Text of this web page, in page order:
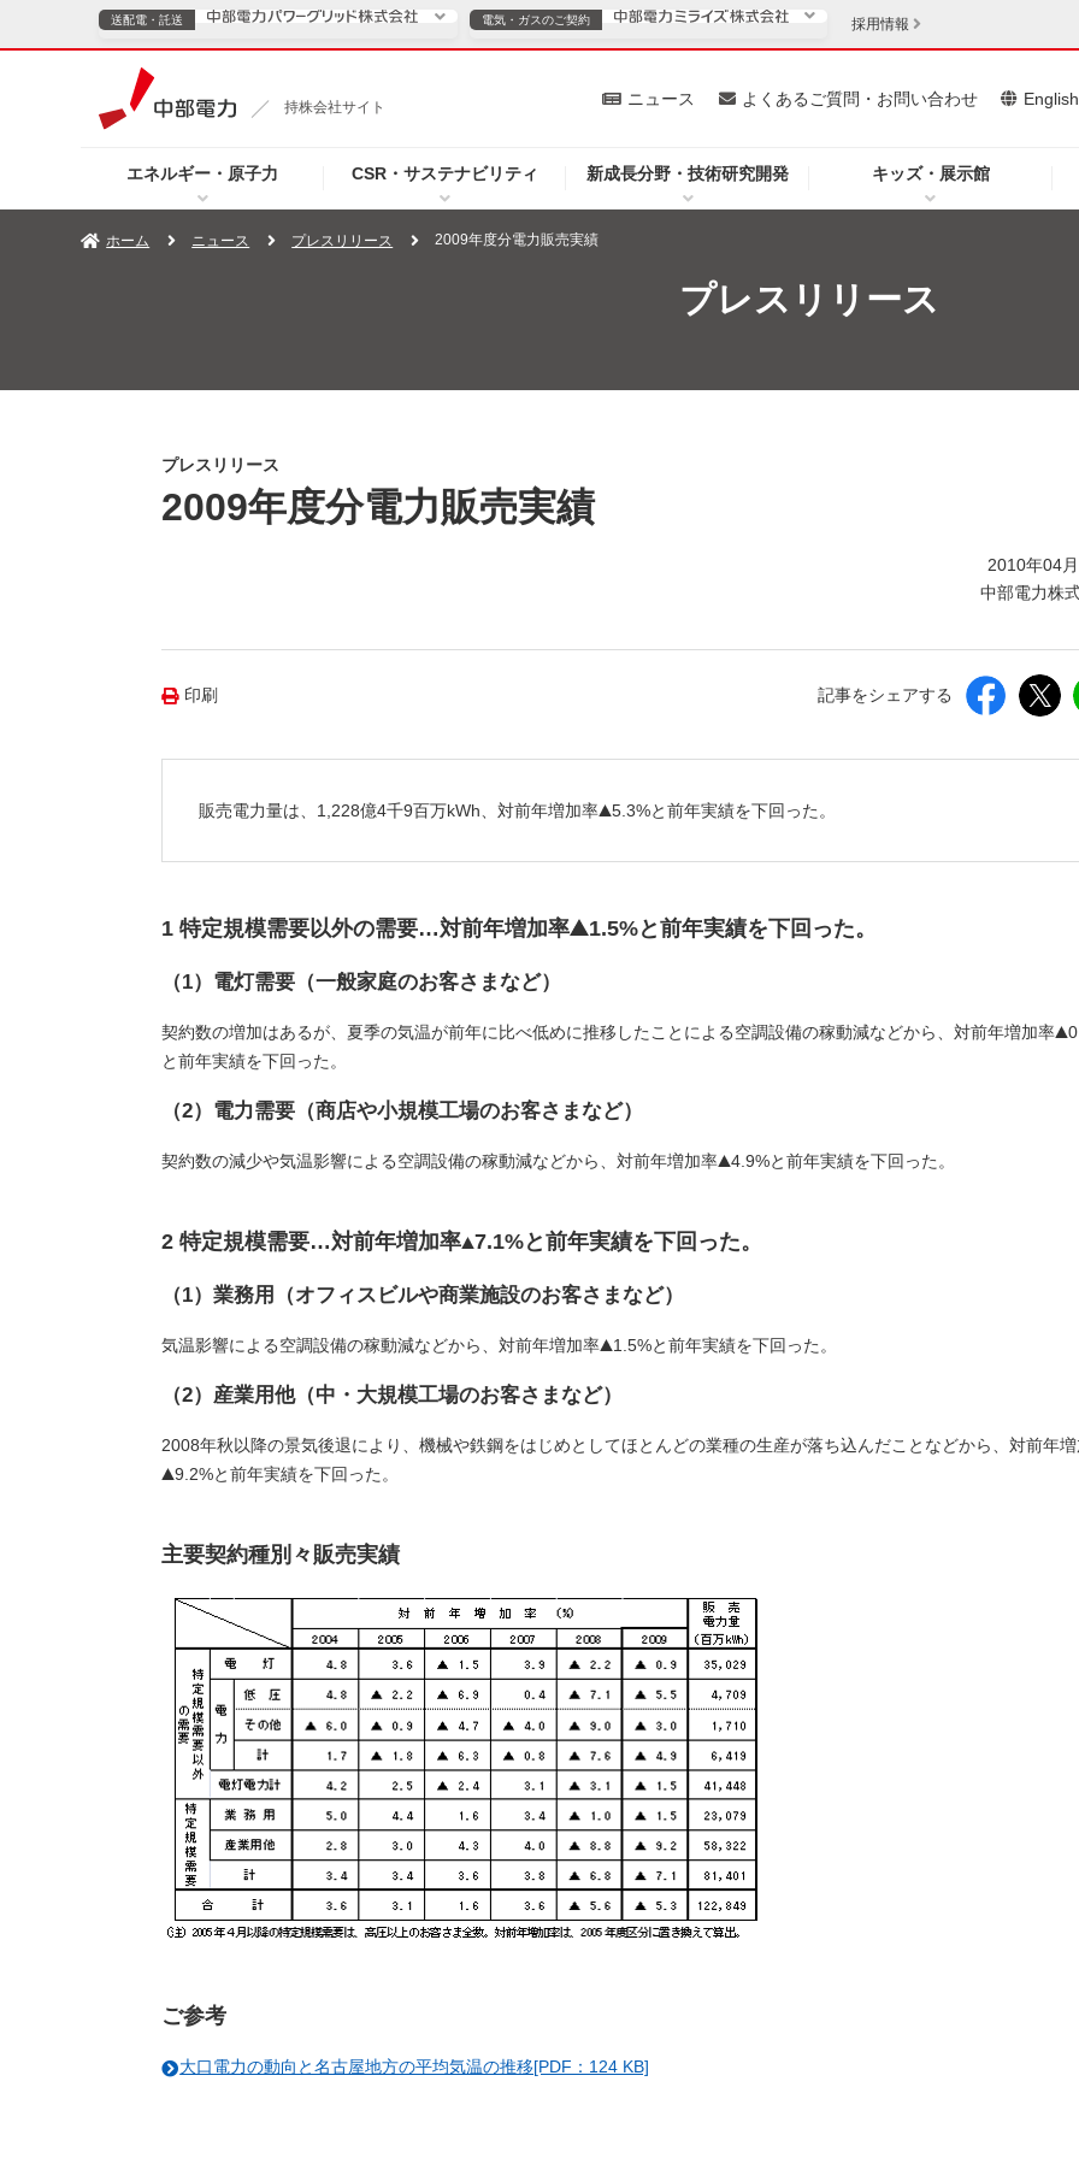
持株会社サイト
エネルギー・原子力 CSR・サステナビリティ 新成長分野・技術研究開発 キッズ・展示館
ニュース よくあるご質問・お問い合わせ English
送配電・託送
TOPページへ ご案内 安定供給
企業情報
電気・ガスのご契約
電気・ガスのご契約
TOPページへ 個人のお客さま 法人のお客さま
採用情報
ホーム ニュース プレスリリース 2009年度分電力販売実績
プレスリリース
プレスリリース
2009年度分電力販売実績
2010年04
中部電力株
印刷 記事をシェアする
販売電力量は、1,228億4千9百万kWh、対前年増加率 5.3%と前年実績を下回った。
1 特定規模需要以外の需要…対前年増加率 1.5%と前年実績を下回った。
（1）電灯需要（一般家庭のお客さまなど）
契約数の増加はあるが、夏季の気温が前年に比べ低めに推移したことによる空調設備の稼動減などから、対前年増加率
と前年実績を下回った。
（2）電力需要（商店や小規模工場のお客さまなど）
契約数の減少や気温影響による空調設備の稼動減などから、対前年増加率 4.9%と前年実績を下回った。
2 特定規模需要…対前年増加率 7.1%と前年実績を下回った。
（1）業務用（オフィスビルや商業施設のお客さまなど）
気温影響による空調設備の稼動減などから、対前年増加率 1.5%と前年実績を下回った。
（2）産業用他（中・大規模工場のお客さまなど）
2008年秋以降の景気後退により、機械や鉄鋼をはじめとしてほとんどの業種の生産が落ち込んだことなどから、対前年
9.2%と前年実績を下回った。
主要契約種別々販売実績
ご参考
大口電力の動向と名古屋地方の平均気温の推移[PDF：124 KB]